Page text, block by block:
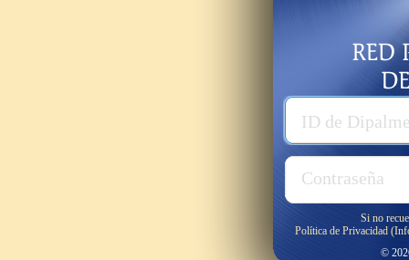
ID de
Contraseña
Usuario
Password
Si no
Política de Privacidad
©